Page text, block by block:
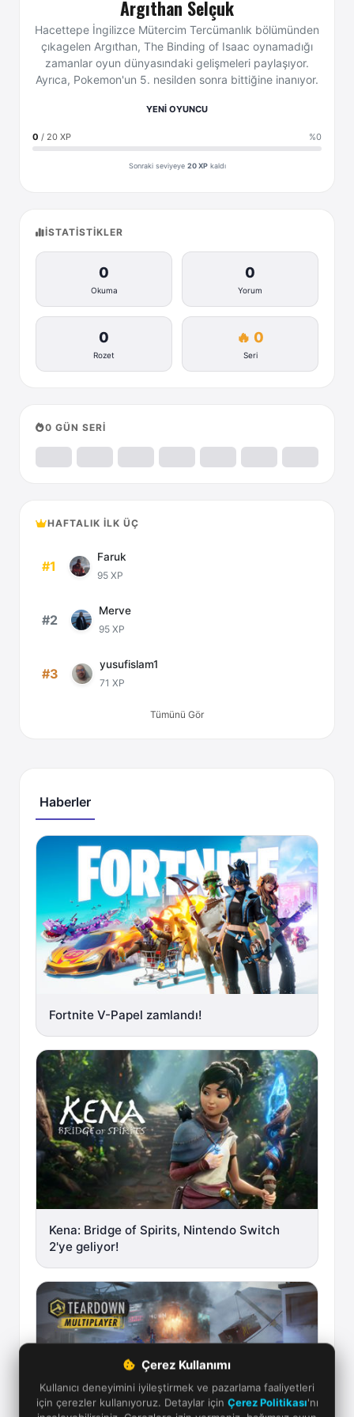
Çerez Kullanımı
Kullanıcı deneyimini iyileştirmek ve pazarlama faaliyetleri
için çerezler kullanıyoruz. Detaylar için Çerez Politikası'nı
Argıthan Selçuk
Hacettepe İngilizce Mütercim Tercümanlık bölümünden
çıkagelen Argıthan, The Binding of Isaac oynamadığı
zamanlar oyun dünyasındaki gelişmeleri paylaşıyor.
Ayrıca, Pokemon'un 5. nesilden sonra bittiğine inanıyor.
YENİ OYUNCU
0 / 20 XP %0
Sonraki seviyeye 20 XPkaldı
İSTATISTIKLER
0
Okuma
0
Yorum
0
Rozet
🔥 0
Seri
0 GÜN SERİ
HAFTALIK İLK ÜÇ
#1
Faruk
95 XP
#2
Merve
95 XP
#3
yusufislam1
71 XP
Tümünü Gör
Haberler
Fortnite V-Papel zamlandı!
Kena: Bridge of Spirits, Nintendo Switch
2'ye geliyor!